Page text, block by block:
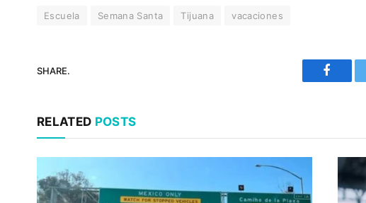
Escuela Semana Santa Tijuana vacaciones
SHARE.
RELATED POSTS